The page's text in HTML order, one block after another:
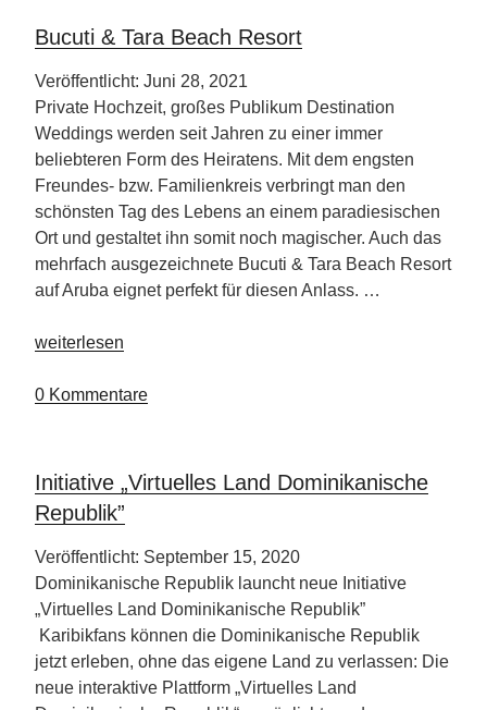
Bucuti & Tara Beach Resort
Veröffentlicht: Juni 28, 2021
Private Hochzeit, großes Publikum Destination
Weddings werden seit Jahren zu einer immer
beliebteren Form des Heiratens. Mit dem engsten
Freundes- bzw. Familienkreis verbringt man den
schönsten Tag des Lebens an einem paradiesischen
Ort und gestaltet ihn somit noch magischer. Auch das
mehrfach ausgezeichnete Bucuti & Tara Beach Resort
auf Aruba eignet perfekt für diesen Anlass. …
„Bucuti
Tara
weiterlesen
0 Kommentare
Initiative „Virtuelles Land Dominikanische
Republik”
Veröffentlicht: September 15, 2020
Dominikanische Republik launcht neue Initiative
„Virtuelles Land Dominikanische Republik”
Karibikfans können die Dominikanische Republik
jetzt erleben, ohne das eigene Land zu verlassen: Die
neue interaktive Plattform „Virtuelles Land